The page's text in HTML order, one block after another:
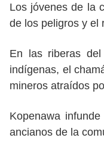
Los jóvenes de la
de los peligros y el
En las riberas
indígenas, el
mineros atraídos
Kopenawa
ancianos de la